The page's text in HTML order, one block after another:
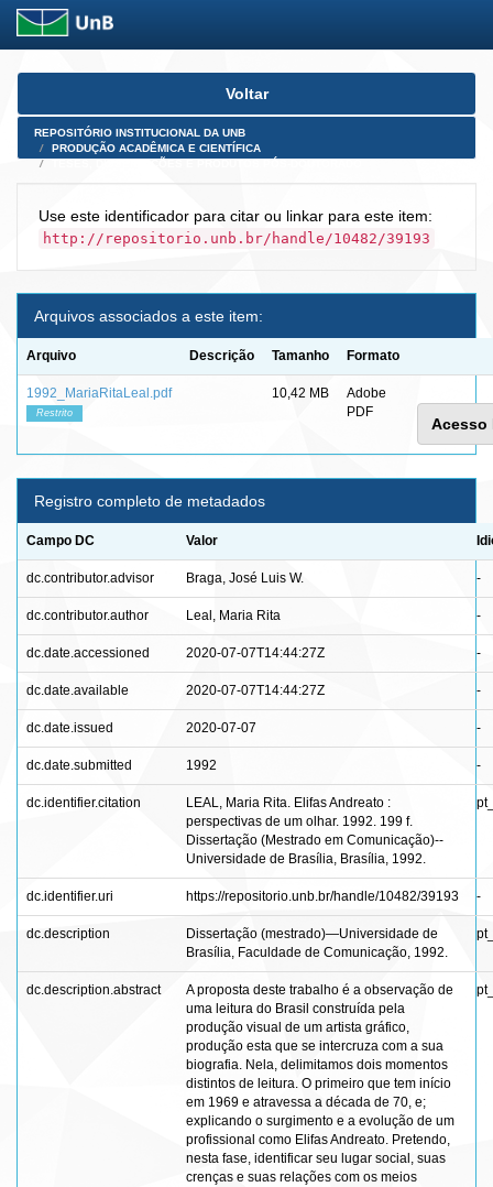
Skip
Voltar
REPOSITÓRIO INSTITUCIONAL DA UNB
PRODUÇÃO ACADÊMICA E CIENTÍFICA
Use este identificador para citar ou linkar para este item:
http://repositorio.unb.br/handle/10482/39193
Arquivos associados a este item:
Arquivo Descrição Tamanho Formato
1992_MariaRitaLeal.pdf
Restrito
10,42 MB
Adobe
PDF
Acesso
Registro completo de metadados
Campo DC Valor
dc.contributor.advisor Braga, José Luis W. -
dc.contributor.author Leal, Maria Rita -
dc.date.accessioned 2020-07-07T14:44:27Z -
dc.date.available 2020-07-07T14:44:27Z -
dc.date.issued 2020-07-07 -
dc.date.submitted 1992 -
dc.identifier.citation
LEAL, Maria Rita. Elifas Andreato :
perspectivas de um olhar. 1992. 199 f.
Dissertação (Mestrado em Comunicação)--
Universidade de Brasília, Brasília, 1992.
dc.identifier.uri https://repositorio.unb.br/handle/10482/39193 -
dc.description
Dissertação (mestrado)—Universidade de
Brasília, Faculdade de Comunicação, 1992.
dc.description.abstract
A proposta deste trabalho é a observação de
uma leitura do Brasil construída pela
produção visual de um artista gráfico,
produção esta que se intercruza com a sua
biografia. Nela, delimitamos dois momentos
distintos de leitura. O primeiro que tem início
em 1969 e atravessa a década de 70, e;
explicando o surgimento e a evolução de um
profissional como Elifas Andreato. Pretendo,
nesta fase, identificar seu lugar social, suas
crenças e suas relações com os meios